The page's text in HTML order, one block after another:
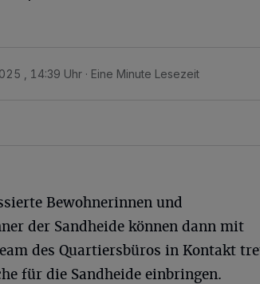
, 14:39 Uhr Eine Minute Lesezeit
Bewohnerinnen und
der Sandheide können dann mit
des Quartiersbüros in Kontakt
für die Sandheide einbringen.